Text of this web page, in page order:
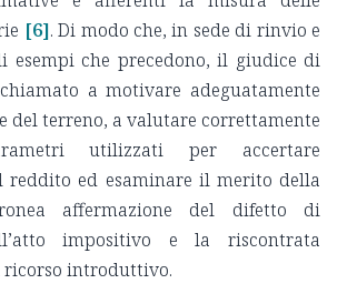
[6]. Di modo che, in sede di rinvio e
esempi che precedono, il giudice di
a motivare adeguatamente
del terreno, a valutare correttamente
utilizzati per accertare
ed esaminare il merito della
affermazione del difetto di
impositivo e la riscontrata
introduttivo.